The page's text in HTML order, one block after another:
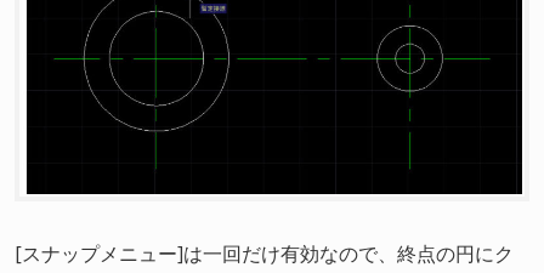
[スナップメニュー]は一回だけ有効なので、終点の円にク